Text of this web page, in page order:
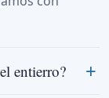
entierro?